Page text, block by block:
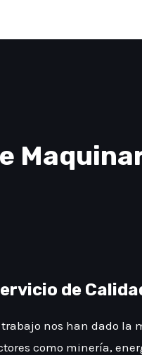
de
trabajo nos han dado la
como minería,